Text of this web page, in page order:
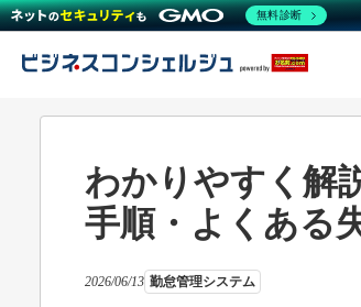
わかりやすく解
手順・よくある
2026/06/13 勤怠管理システム
無料診断